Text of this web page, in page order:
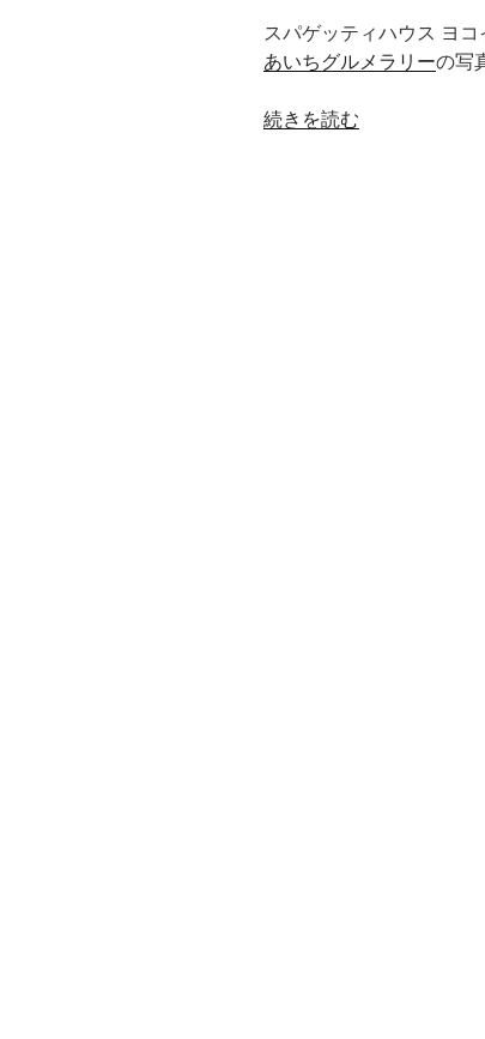
スパゲッティハウス ヨコ
あいちグルメラリーの写
“最
続きを読む